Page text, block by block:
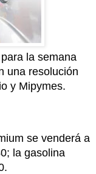
la semana
una resolución
y Mipymes.
se venderá a
la gasolina